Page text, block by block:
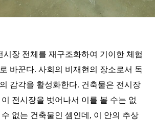
시장 전체를 재구조화하여 기이한 체험
바꾼다. 사회의 비재현의 장소로서 독
감각을 활성화한다. 건축물은 전시장
전시장을 벗어나서 이를 볼 수는 없
없는 건축물인 셈인데 , 이 안의 추상